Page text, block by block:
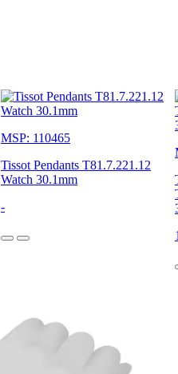
MSP: 110465
Tissot Pendants T81.7.221.12
Watch 30.1mm
-